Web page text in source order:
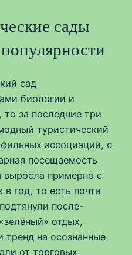
сады
сад
биологии и
за последние три
туристический
ассоциаций, с
посещаемость
выросла примерно с
год, то есть почти
после-
отдых,
тренд на осознанные
от торговых